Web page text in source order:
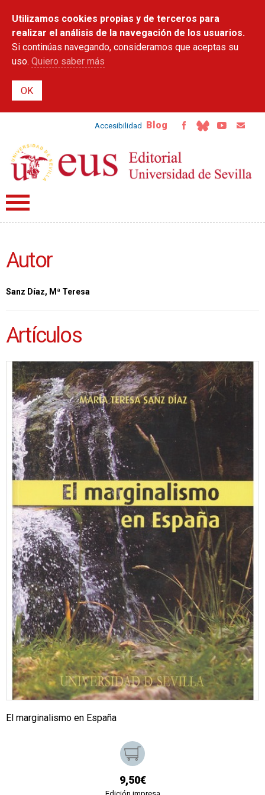
contenido
principal
Utilizamos cookies propias y de terceros para
realizar el análisis de la navegación de los usuarios.
Si continúas navegando, consideramos que aceptas su
uso. Quiero saber más
Accesibilidad Blog
Autor
Sanz Díaz, Mª Teresa
Artículos
El marginalismo en España
9,50€